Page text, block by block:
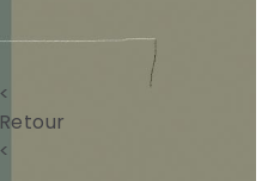
<
Retour
<